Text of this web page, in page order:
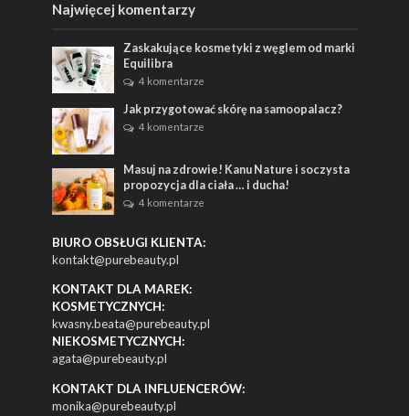
Najwięcej komentarzy
Zaskakujące kosmetyki z węglem od marki
Equilibra
4 komentarze
Jak przygotować skórę na samoopalacz?
4 komentarze
Masuj na zdrowie! Kanu Nature i soczysta
propozycja dla ciała … i ducha!
4 komentarze
BIURO OBSŁUGI KLIENTA:
kontakt@purebeauty.pl
KONTAKT DLA MAREK:
KOSMETYCZNYCH:
kwasny.beata@purebeauty.pl
NIEKOSMETYCZNYCH:
agata@purebeauty.pl
KONTAKT DLA INFLUENCERÓW:
monika@purebeauty.pl